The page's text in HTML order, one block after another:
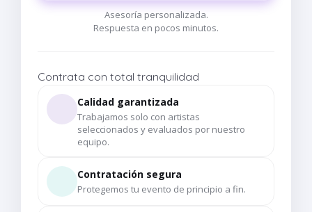
Asesoría personalizada.
Respuesta en pocos minutos.
Contrata con total tranquilidad
Calidad garantizada
Trabajamos solo con artistas
seleccionados y evaluados por nuestro
equipo.
Contratación segura
Protegemos tu evento de principio a fin.